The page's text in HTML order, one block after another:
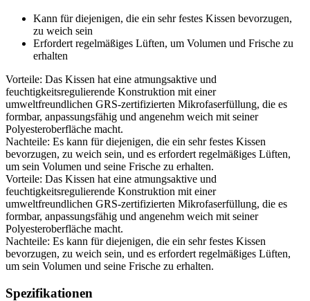
Kann für diejenigen, die ein sehr festes Kissen bevorzugen,
zu weich sein
Erfordert regelmäßiges Lüften, um Volumen und Frische zu
erhalten
Vorteile: Das Kissen hat eine atmungsaktive und
feuchtigkeitsregulierende Konstruktion mit einer
umweltfreundlichen GRS-zertifizierten Mikrofaserfüllung, die es
formbar, anpassungsfähig und angenehm weich mit seiner
Polyesteroberfläche macht.
Nachteile: Es kann für diejenigen, die ein sehr festes Kissen
bevorzugen, zu weich sein, und es erfordert regelmäßiges Lüften,
um sein Volumen und seine Frische zu erhalten.
Vorteile: Das Kissen hat eine atmungsaktive und
feuchtigkeitsregulierende Konstruktion mit einer
umweltfreundlichen GRS-zertifizierten Mikrofaserfüllung, die es
formbar, anpassungsfähig und angenehm weich mit seiner
Polyesteroberfläche macht.
Nachteile: Es kann für diejenigen, die ein sehr festes Kissen
bevorzugen, zu weich sein, und es erfordert regelmäßiges Lüften,
um sein Volumen und seine Frische zu erhalten.
Spezifikationen